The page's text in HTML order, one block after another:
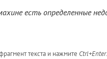
есть определенные
текста и нажмите Ctrl+Enter.